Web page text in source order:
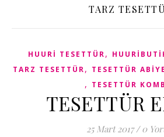
TARZ
HUURI TESETTÜR,
TARZ TESETTÜR, TESETTÜR ABIYE
, TESETTÜR
TESETTÜR
25 Mart 2017 / 0